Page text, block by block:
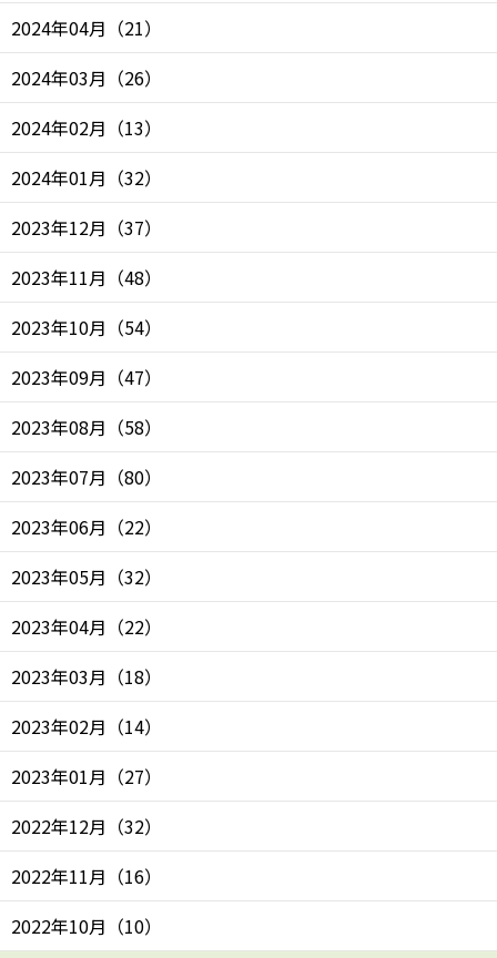
2024年04月 （21）
2024年03月 （26）
2024年02月 （13）
2024年01月 （32）
2023年12月 （37）
2023年11月 （48）
2023年10月 （54）
2023年09月 （47）
2023年08月 （58）
2023年07月 （80）
2023年06月 （22）
2023年05月 （32）
2023年04月 （22）
2023年03月 （18）
2023年02月 （14）
2023年01月 （27）
2022年12月 （32）
2022年11月 （16）
2022年10月 （10）